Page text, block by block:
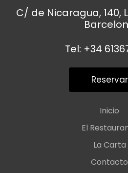
C/ de Nicaragua, 140,
Tel: +34
Reservar
Inicio
El
La Carta
Contacto